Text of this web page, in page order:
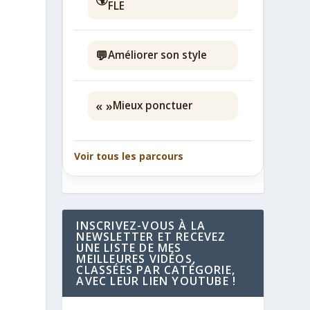
FLE
💬Améliorer son style
« »Mieux ponctuer
Voir tous les parcours
INSCRIVEZ-VOUS À LA
NEWSLETTER ET RECEVEZ
UNE LISTE DE MES
MEILLEURES VIDÉOS,
CLASSÉES PAR CATÉGORIE,
AVEC LEUR LIEN YOUTUBE !